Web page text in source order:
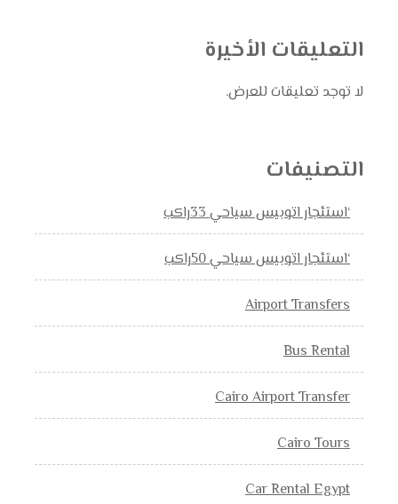
التعليقات الأخيرة
لا توجد تعليقات للعرض.
التصنيفات
‘استئجار اتوبيس سياحي 33راكب
‘استئجار اتوبيس سياحي 50راكب
Airport Transfers
Bus Rental
Cairo Airport Transfer
Cairo Tours
Car Rental Egypt